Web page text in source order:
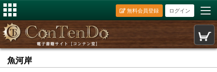
ログイン
無料会員登録
魚河岸